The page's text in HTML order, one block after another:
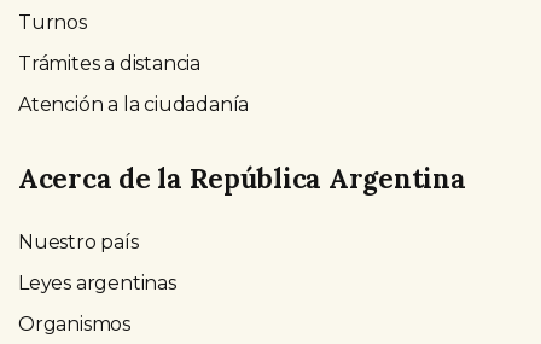
Turnos
Trámites a distancia
Atención a la ciudadanía
Acerca de la República Argentina
Nuestro país
Leyes argentinas
Organismos